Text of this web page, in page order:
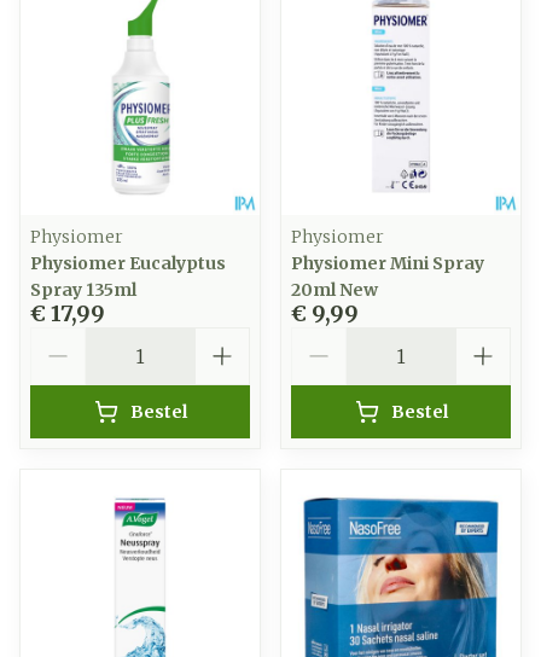
Physiomer
Physiomer Eucalyptus
Spray 135ml
€ 17,99
Bestel
Physiomer
Physiomer Mini Spray
20ml New
€ 9,99
Bestel